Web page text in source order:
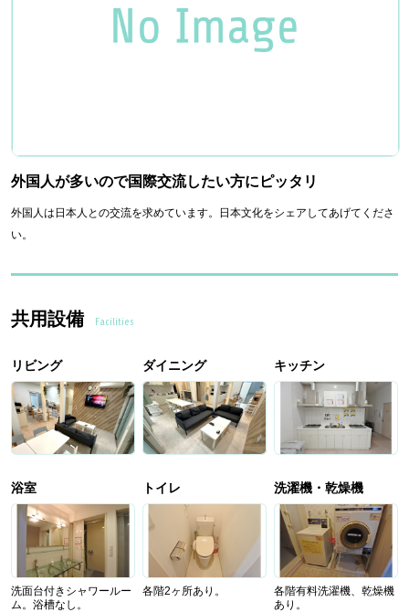
外国人が多いので国際交流したい方にピッタリ
外国人は日本人との交流を求めています。日本文化をシェアしてあげてくださ
い。
共用設備 Facilities
リビング ダイニング キッチン
浴室
洗面台付きシャワールー
ム。浴槽なし。
トイレ
各階2ヶ所あり。
洗濯機・乾燥機
各階有料洗濯機、乾燥機
あり。